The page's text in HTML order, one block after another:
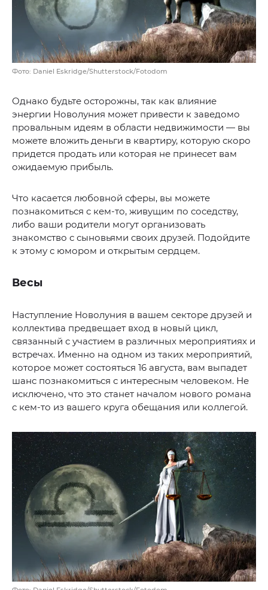
Фото: Daniel Eskridge/Shutterstock/Fotodom
Однако будьте осторожны, так как влияние
энергии Новолуния может привести к заведомо
провальным идеям в области недвижимости — вы
можете вложить деньги в квартиру, которую скоро
придется продать или которая не принесет вам
ожидаемую прибыль.
Что касается любовной сферы, вы можете
познакомиться с кем-то, живущим по соседству,
либо ваши родители могут организовать
знакомство с сыновьями своих друзей. Подойдите
к этому с юмором и открытым сердцем.
Весы
Наступление Новолуния в вашем секторе друзей и
коллектива предвещает вход в новый цикл,
связанный с участием в различных мероприятиях и
встречах. Именно на одном из таких мероприятий,
которое может состояться 16 августа, вам выпадет
шанс познакомиться с интересным человеком. Не
исключено, что это станет началом нового романа
с кем-то из вашего круга обещания или коллегой.